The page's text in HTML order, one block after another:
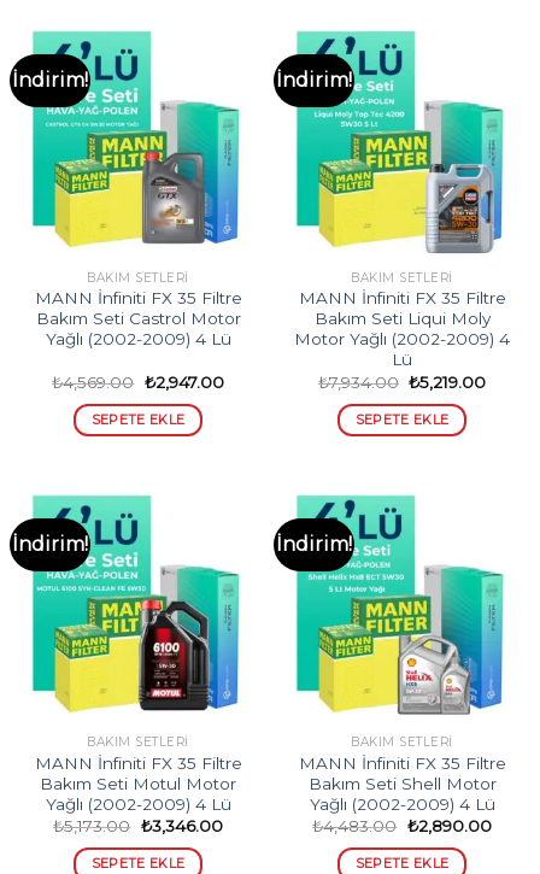
İndirim!
BAKIM SETLERI
MANN İnfiniti FX 35 Filtre
Bakım Seti Castrol Motor
Yağlı (2002-2009) 4 Lü
₺4,569.00 Orijinal
fiyat:
₺4,569.00.
₺2,947.00Şu
SEPETE EKLE
İndirim!
BAKIM SETLERI
MANN İnfiniti FX 35 Filtre
Bakım Seti Liqui Moly
Motor Yağlı (2002-2009) 4
Lü
₺7,934.00 Orijinal
fiyat:
₺7,934.00.
₺5,219.00Şu
SEPETE EKLE
İndirim!
BAKIM SETLERI
MANN İnfiniti FX 35 Filtre
Bakım Seti Motul Motor
Yağlı (2002-2009) 4 Lü
₺5,173.00 Orijinal
fiyat:
₺5,173.00.
₺3,346.00Şu
SEPETE EKLE
İndirim!
BAKIM SETLERI
MANN İnfiniti FX 35 Filtre
Bakım Seti Shell Motor
Yağlı (2002-2009) 4 Lü
₺4,483.00 Orijinal
fiyat:
₺4,483.00.
₺2,890.00Şu
SEPETE EKLE